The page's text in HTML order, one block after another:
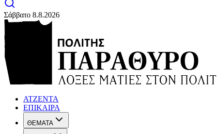
Σάββατο 8.8.2026
ΑΤΖΕΝΤΑ
ΕΠΙΚΑΙΡΑ
ΘΕΜΑΤΑ